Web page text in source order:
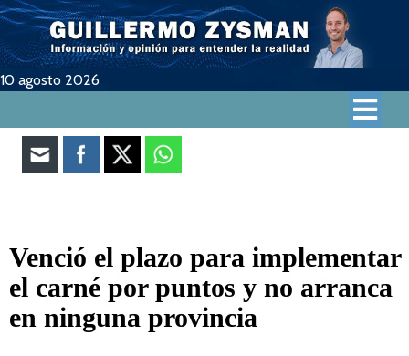
10 agosto 2026
Venció el plazo para implementar
el carné por puntos y no arranca
en ninguna provincia